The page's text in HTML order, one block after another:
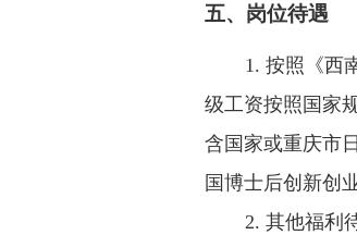
五、岗位待遇
1. 按照《西
级工资按照国家
含国家或重庆市
国博士后创新创
2. 其他福利